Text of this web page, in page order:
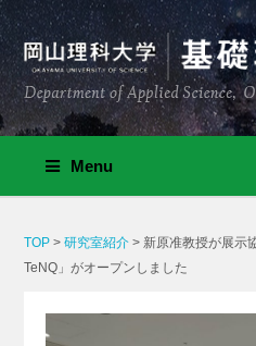
Menu
TOP >研究室紹介 > 新原准教授が展示
TeNQ」がオープンしました